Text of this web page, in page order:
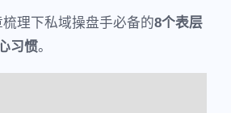
理下私域操盘手必备的8个表层
习惯。